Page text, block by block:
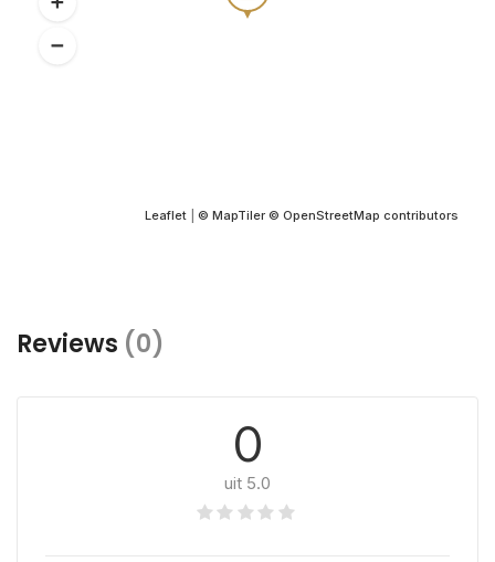
Leaflet © MapTiler © OpenStreetMap contributors
Reviews (0)
0
uit 5.0